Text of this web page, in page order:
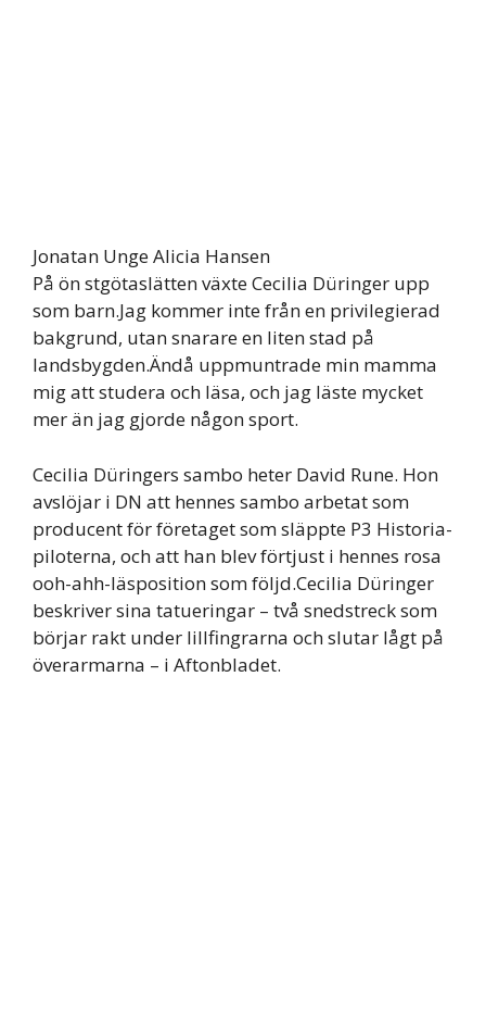
Jonatan Unge Alicia Hansen
På ön stgötaslätten växte Cecilia Düringer upp
som barn.Jag kommer inte från en privilegierad
bakgrund, utan snarare en liten stad på
landsbygden.Ändå uppmuntrade min mamma
mig att studera och läsa, och jag läste mycket
mer än jag gjorde någon sport.
Cecilia Düringers sambo heter David Rune. Hon
avslöjar i DN att hennes sambo arbetat som
producent för företaget som släppte P3 Historia-
piloterna, och att han blev förtjust i hennes rosa
ooh-ahh-läsposition som följd.Cecilia Düringer
beskriver sina tatueringar – två snedstreck som
börjar rakt under lillfingrarna och slutar lågt på
överarmarna – i Aftonbladet.